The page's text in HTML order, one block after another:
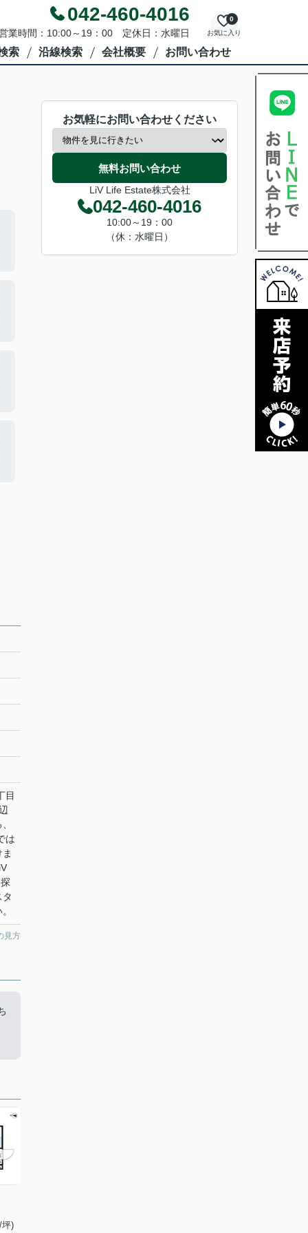
042-460-4016
業時間：10:00～19：00 定休日：水曜日 お気に入り
0
索 沿線検索 会社概要 お問い合わせ
目
は
見方
坪)
お気軽にお問い合わせください
無料お問い合わせ
LiV Life Estate株式会社
042-460-4016
10:00～19：00
（休：水曜日）